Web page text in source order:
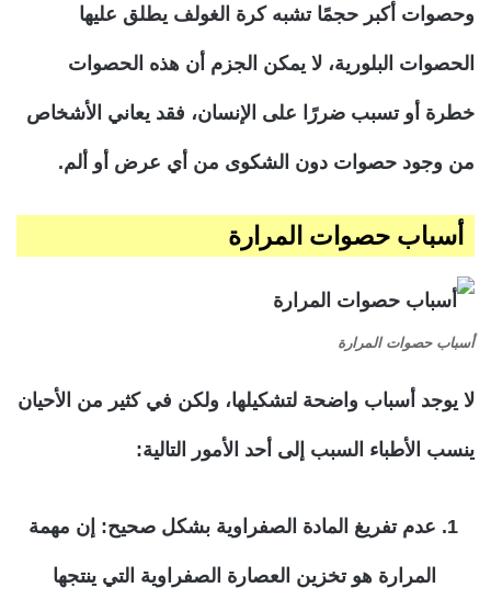
وحصوات أكبر حجمًا تشبه كرة الغولف يطلق عليها
الحصوات البلورية، لا يمكن الجزم أن هذه الحصوات
خطرة أو تسبب ضررًا على الإنسان، فقد يعاني الأشخاص
من وجود حصوات دون الشكوى من أي عرض أو ألم.
أسباب حصوات المرارة
أسباب حصوات المرارة
لا يوجد أسباب واضحة لتشكيلها، ولكن في كثير من الأحيان
ينسب الأطباء السبب إلى أحد الأمور التالية:
عدم تفريغ المادة الصفراوية بشكل صحيح: إن مهمة
المرارة هو تخزين العصارة الصفراوية التي ينتجها